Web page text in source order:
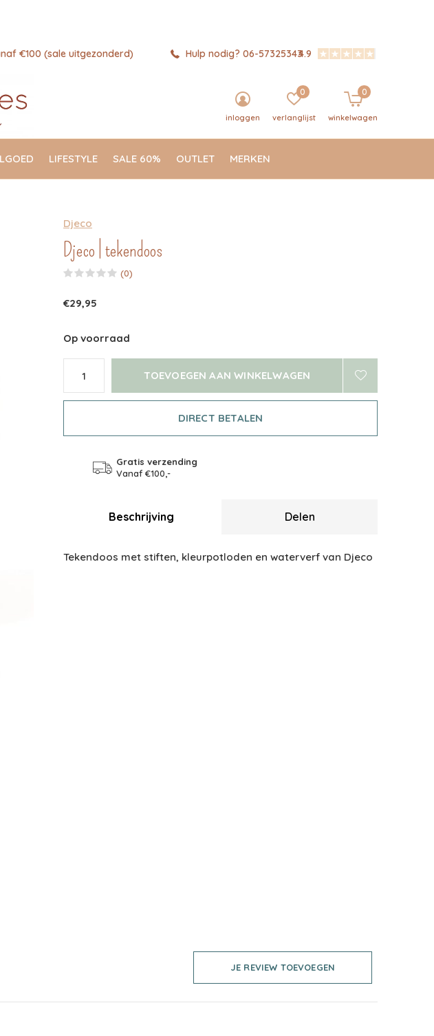
LIFESTYLE SALE 60% OUTLET MERKEN
inloggen verlanglijst
0
winkelwagen
0
€100 (sale uitgezonderd) Hulp nodig? 06-573253434.9
Djeco
Djeco | tekendoos
(0)
€29,95
Op voorraad
TOEVOEGEN AAN WINKELWAGEN
DIRECT BETALEN
Gratis verzending
Vanaf €100,-
Beschrijving Delen
Tekendoos met stiften, kleurpotloden en waterverf van Djeco
JE REVIEW TOEVOEGEN